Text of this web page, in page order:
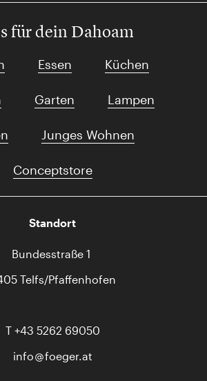
für dein Dahoam
Essen Küchen
Garten Lampen
Junges Wohnen
Conceptstore
Standort
Bundesstraße 1
Telfs/Pfaffenhofen
T +43 5262 69050
info
foeger.at